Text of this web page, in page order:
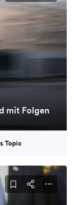
mit Folgen
Topic